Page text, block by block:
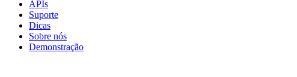
APIs
Suporte
Dicas
Sobre nós
Demonstração